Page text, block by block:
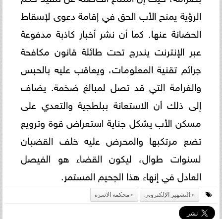
الرؤية يمنح الأب الحق في إقامة دعوى لإسقاط
الحضانة عنها. كما أن نشر أخبار كاذبة مدفوعة
عبر الإنترنت يندرج تحت طائلة قانون مكافحة
جرائم تقنية المعلومات، ويعاقب عليه بالحبس
والغرامة التي قد تصل لمبالغ ضخمة. يضاف
إلى ذلك أن الاستعانة ببلطجية والتعدي على
مسكن الأب يشكل جناية استعراض قوة وترويع
تضع مرتكبها والمحرض عليه خلف القضبان
لسنوات طوال، ليكون القضاء هو الفيصل
العادل في إنهاء هذا الجحيم المستمر.
التشهير الإلكتروني محكمة الاسرة